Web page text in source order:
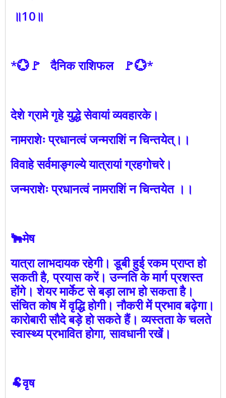
॥10॥
*💮🚩 दैनिक राशिफल 🚩💮*
देशे ग्रामे गृहे युद्धे सेवायां व्यवहारके।
नामराशेः प्रधानत्वं जन्मराशिं न चिन्तयेत्।।
विवाहे सर्वमाङ्गल्ये यात्रायां ग्रहगोचरे।
जन्मराशेः प्रधानत्वं नामराशिं न चिन्तयेत ।।
🐂मेष
यात्रा लाभदायक रहेगी। डूबी हुई रकम प्राप्त हो
सकती है, प्रयास करें। उन्नति के मार्ग प्रशस्त
होंगे। शेयर मार्केट से बड़ा लाभ हो सकता है।
संचित कोष में वृद्धि होगी। नौकरी में प्रभाव बढ़ेगा।
कारोबारी सौदे बड़े हो सकते हैं। व्यस्तता के चलते
स्वास्थ्य प्रभावित होगा, सावधानी रखें।
🐏वृष